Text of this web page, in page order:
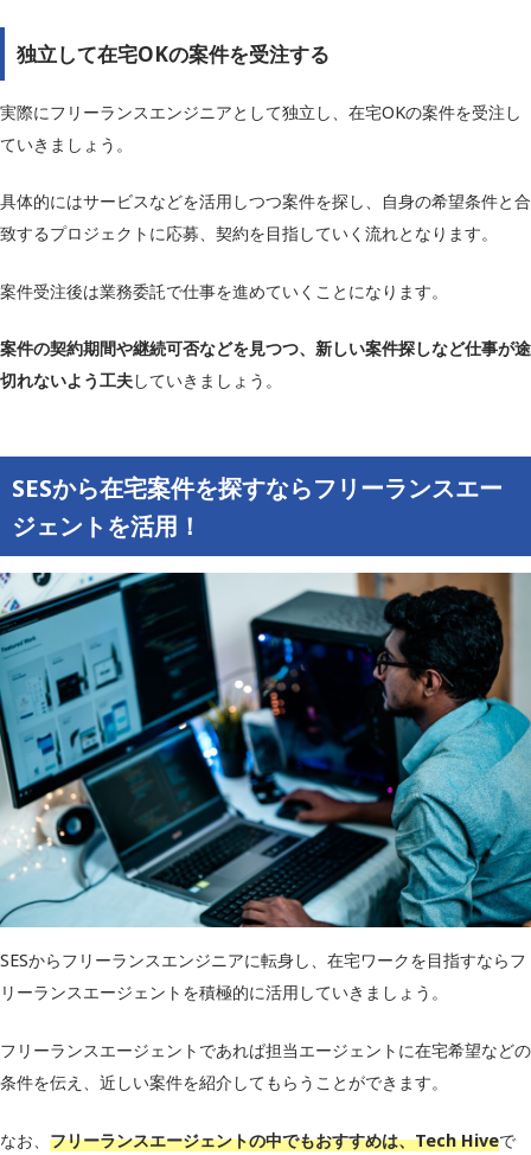
独立して在宅OKの案件を受注する
実際にフリーランスエンジニアとして独立し、在宅OKの案件を受注し
ていきましょう。
具体的にはサービスなどを活用しつつ案件を探し、自身の希望条件と合
致するプロジェクトに応募、契約を目指していく流れとなります。
案件受注後は業務委託で仕事を進めていくことになります。
案件の契約期間や継続可否などを見つつ、新しい案件探しなど仕事が途
切れないよう工夫していきましょう。
SESから在宅案件を探すならフリーランスエー
ジェントを活用！
SESからフリーランスエンジニアに転身し、在宅ワークを目指すならフ
リーランスエージェントを積極的に活用していきましょう。
フリーランスエージェントであれば担当エージェントに在宅希望などの
条件を伝え、近しい案件を紹介してもらうことができます。
なお、 フリーランスエージェントの中でもおすすめは、Tech Hiveで